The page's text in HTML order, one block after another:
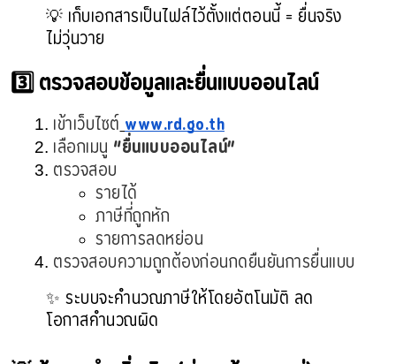
💡 เก็บเอกสารเป็นไฟล์ไว้ตั้งแต่ตอนนี้ = ยื่นจริง
ไม่วุ่นวาย
3️⃣ ตรวจสอบข้อมูลและยื่นแบบออนไลน์
เข้าเว็บไซต์www.rd.go.th
เลือกเมนู “ยื่นแบบออนไลน์”
ตรวจสอบ
รายได้
ภาษีที่ถูกหัก
รายการลดหย่อน
ตรวจสอบความถูกต้องก่อนกดยืนยันการยื่นแบบ
✨ ระบบจะคำนวณภาษีให้โดยอัตโนมัติ ลด
โอกาสคำนวณผิด